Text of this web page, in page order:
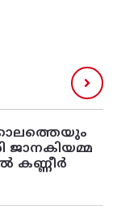
ജാനകിയമ്മ
കണ്ണീർ